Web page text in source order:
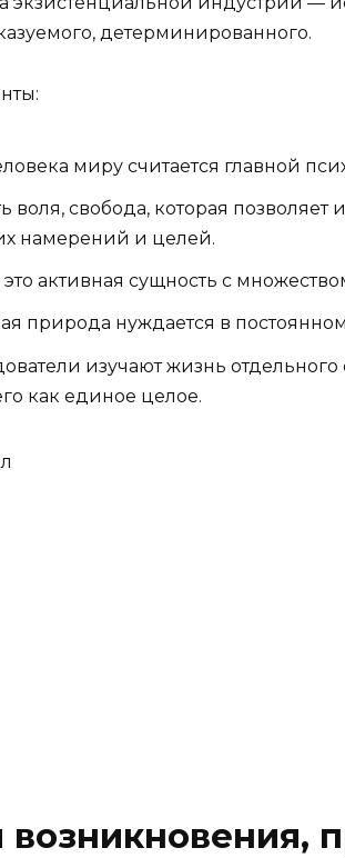
детерминированного.
миру считается главной
воля, свобода, которая
намерений и целей.
активная сущность с
природа нуждается в
изучают жизнь
как единое целое.
возникновения,